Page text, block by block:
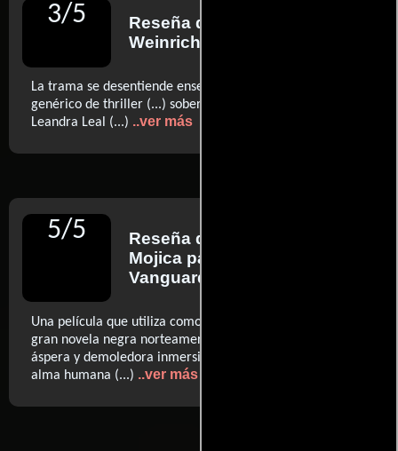
3/5 Reseña de
Weinrichter
La trama se desentiende enseguida de su carácter
genérico de thriller (...) soberbio trabajo interpretativo de
Leandra Leal (...) ..ver más
5/5 Reseña de
Mojica para Diario La
Vanguardia
Una película que utiliza como envoltura los recursos de la
gran novela negra norteamericana clásica. (...) una
áspera y demoledora inmersión en los laberintos del
alma humana (...) ..ver más